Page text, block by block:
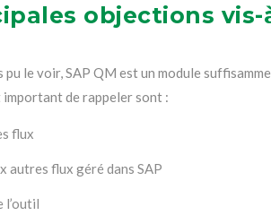
objections vis-
pu le voir, SAP QM est un module
important de rappeler sont :
flux
autres flux géré dans SAP
l’outil